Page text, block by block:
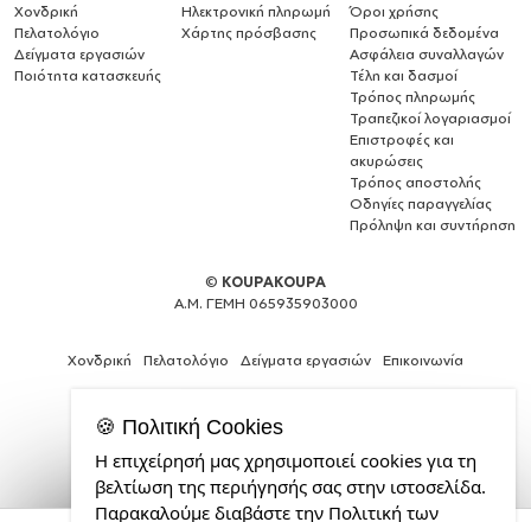
Χονδρική
Πελατολόγιο
Δείγματα εργασιών
Ποιότητα κατασκευής
Ηλεκτρονική πληρωμή
Χάρτης πρόσβασης
Όροι χρήσης
Προσωπικά δεδομένα
Ασφάλεια συναλλαγών
Τέλη και δασμοί
Τρόπος πληρωμής
Τραπεζικοί λογαριασμοί
Επιστροφές και
ακυρώσεις
Τρόπος αποστολής
Οδηγίες παραγγελίας
Πρόληψη και συντήρηση
© KOUPAKOUPA
Α.Μ. ΓΕΜΗ 065935903000
Χονδρική Πελατολόγιο Δείγματα εργασιών Επικοινωνία
Expert
Web
Development
🍪 Πολιτική Cookies
Η επιχείρησή μας χρησιμοποιεί cookies για τη
βελτίωση της περιήγησής σας στην ιστοσελίδα.
Παρακαλούμε διαβάστε την Πολιτική των